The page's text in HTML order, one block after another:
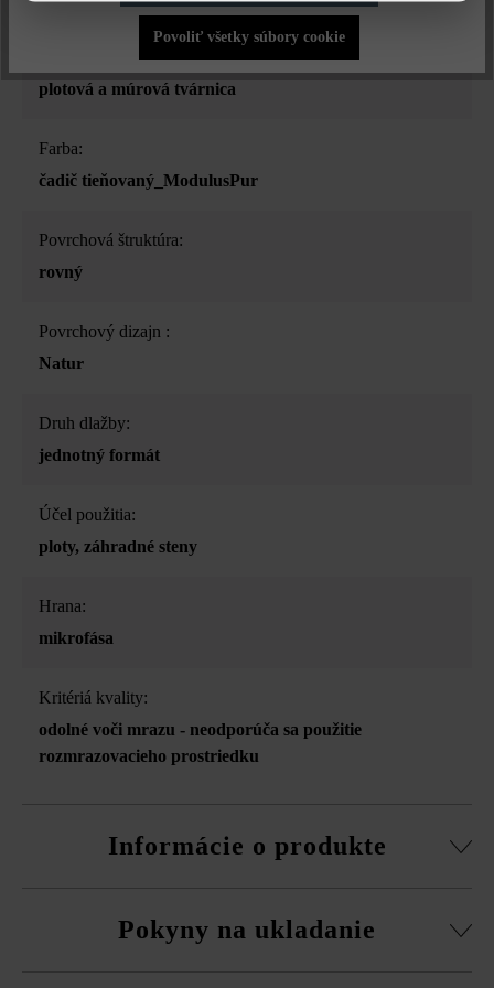
Druh produktu:
plotová a múrová tvárnica
Farba:
čadič tieňovaný_ModulusPur
Povrchová štruktúra:
rovný
Povrchový dizajn :
Natur
Druh dlažby:
jednotný formát
Účel použitia:
ploty, záhradné steny
Hrana:
mikrofása
Kritériá kvality:
odolné voči mrazu - neodporúča sa použitie
rozmrazovacieho prostriedku
Informácie o produkte
kamene, súpravy rohových kociek a vrchná doska.
Pokyny na ukladanie
Povoliť všetky súbory cookie